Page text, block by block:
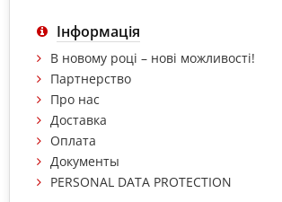
Інформація
В новому році – нові можливості!
Партнерство
Про нас
Доставка
Оплата
Документы
PERSONAL DATA PROTECTION